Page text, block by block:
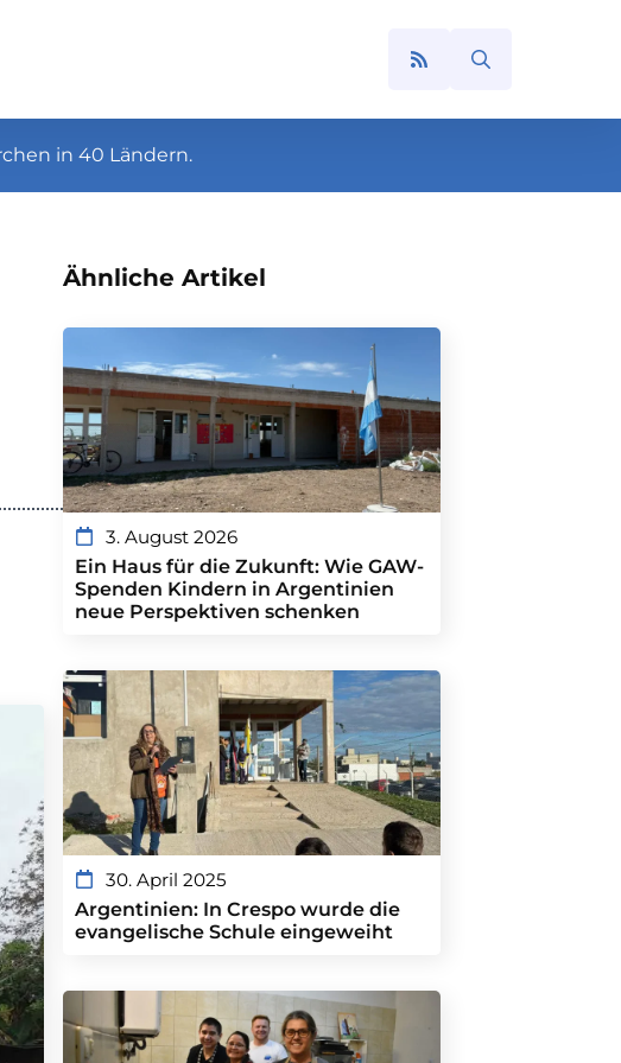
in 40 Ländern.
Ähnliche Artikel
3. August 2026
Ein Haus für die Zukunft: Wie GAW-
Spenden Kindern in Argentinien
neue Perspektiven schenken
30. April 2025
Argentinien: In Crespo wurde die
evangelische Schule eingeweiht